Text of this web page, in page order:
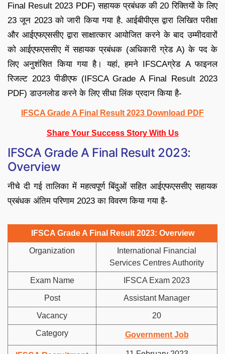
Final Result 2023 PDF) सहायक प्रबंधक की 20 रिक्तियों के लिए
23 जून 2023 को जारी किया गया है. आईबीपीएस द्वारा लिखित परीक्षा
और आईएफएससीए द्वारा साक्षात्कार आयोजित करने के बाद उम्मीदवारों
को आईएफएससीए में सहायक प्रबंधक (अधिकारी ग्रेड A) के पद के
लिए अनुशंसित किया गया है। यहां, हमने IFSCAग्रेड A फाइनल
रिजल्ट 2023 पीडीएफ (IFSCA Grade A Final Result 2023
PDF) डाउनलोड करने के लिए सीधा लिंक प्रदान किया है-
IFSCA Grade A Final Result 2023 Download PDF
Share Your Success Story With Us
IFSCA Grade A Final Result 2023:
Overview
नीचे दी गई तालिका में महत्वपूर्ण बिंदुओं सहित आईएफएससीए सहायक
प्रबंधक अंतिम परिणाम 2023 का विवरण किया गया है-
IFSCA Grade A Final Result 2023: Overview
Organization
International Financial
Services Centres Authority
Exam Name IFSCA Exam 2023
Post Assistant Manager
Vacancy 20
Category Government Job